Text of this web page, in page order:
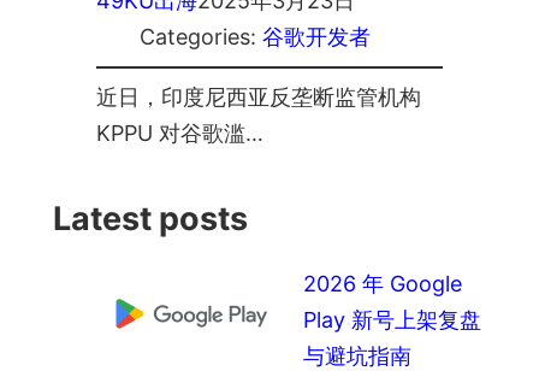
Categories: 谷歌开发者
近日，印度尼西亚反垄断监管机构
KPPU 对谷歌滥…
Latest posts
2026 年 Google
Play 新号上架复盘
与避坑指南